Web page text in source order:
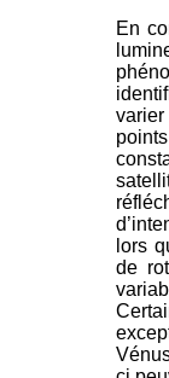
En
lors
de